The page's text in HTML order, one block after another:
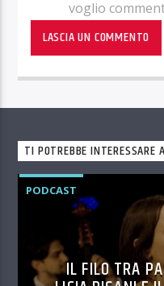
voglio
TI POTREBBE INTERESSARE
PODCAST
IL FILO TRA